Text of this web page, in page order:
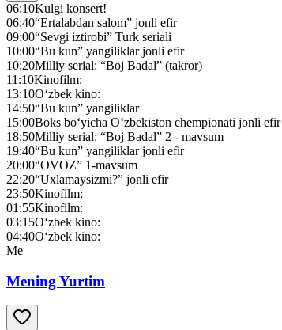
06:10Kulgi konsert!
06:40“Ertalabdan salom” jonli efir
09:00“Sevgi iztirobi” Turk seriali
10:00“Bu kun” yangiliklar jonli efir
10:20Milliy serial: “Boj Badal” (takror)
11:10Kinofilm:
13:10O‘zbek kino:
14:50“Bu kun” yangiliklar
15:00Boks bo‘yicha O‘zbekiston chempionati jonli efir
18:50Milliy serial: “Boj Badal” 2 - mavsum
19:40“Bu kun” yangiliklar jonli efir
20:00“OVOZ” 1-mavsum
22:20“Uxlamaysizmi?” jonli efir
23:50Kinofilm:
01:55Kinofilm:
03:15O‘zbek kino:
04:40O‘zbek kino:
Me
Mening Yurtim